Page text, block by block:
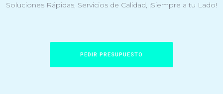
Soluciones Rápidas, Servicios de Calidad, ¡Siempre a tu Lado!
PEDIR PRESUPUESTO